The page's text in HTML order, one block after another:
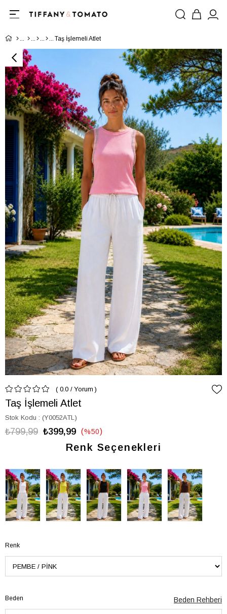
Taş İşlemeli Atlet
0.0 / Yorum
Taş İşlemeli Atlet
Stok Kodu (Y0052ATL)
₺799,99 ₺399,99 %50
İndirim
Renk Seçenekleri
Renk
Beden Beden Rehberi